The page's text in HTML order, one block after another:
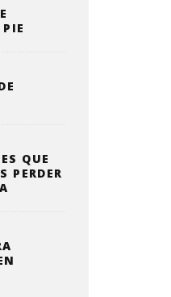
QUE
PERDER